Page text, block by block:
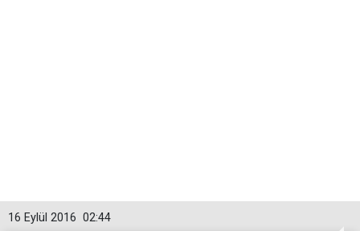
02:44
16 Eylül 2016